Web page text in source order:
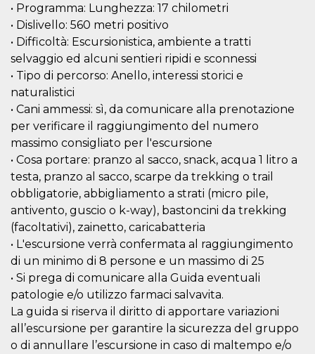
• Programma: Lunghezza: 17 chilometri
• Dislivello: 560 metri positivo
• Difficoltà: Escursionistica, ambiente a tratti
selvaggio ed alcuni sentieri ripidi e sconnessi
• Tipo di percorso: Anello, interessi storici e
naturalistici
• Cani ammessi: sì, da comunicare alla prenotazione
per verificare il raggiungimento del numero
massimo consigliato per l'escursione
• Cosa portare: pranzo al sacco, snack, acqua 1 litro a
testa, pranzo al sacco, scarpe da trekking o trail
obbligatorie, abbigliamento a strati (micro pile,
antivento, guscio o k-way), bastoncini da trekking
(facoltativi), zainetto, caricabatteria
• L'escursione verrà confermata al raggiungimento
di un minimo di 8 persone e un massimo di 25
• Si prega di comunicare alla Guida eventuali
patologie e/o utilizzo farmaci salvavita.
La guida si riserva il diritto di apportare variazioni
all’escursione per garantire la sicurezza del gruppo
o di annullare l’escursione in caso di maltempo e/o
c_user
Platform Inc.
.facebook.com
2 giorni
datr
Meta
2 anni
connette a
Facebook.
dell'utente.
Facebook
di accesso
associato a
datr viene
eliminato